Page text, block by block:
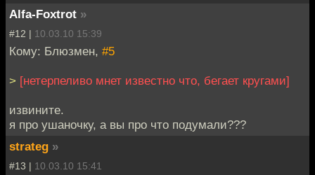
Alfa-Foxtrot »
#12 | 10.03.10 15:39
Кому: Блюзмен, #5
> [нетерпеливо мнет известно что, бегает кругами]
извините.
я про ушаночку, а вы про что подумали???
strateg »
#13 | 10.03.10 15:41